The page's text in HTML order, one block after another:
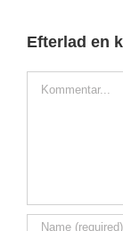
Efterlad en